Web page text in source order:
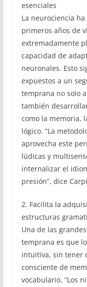
esenciales
La neurociencia
primeros años de
extremadamente
capacidad de
neuronales. Esto
expuestos a un
temprana no solo
también
como la memoria,
lógico. “La
aprovecha este
lúdicas y
internalizar el
presión”, dice
2. Facilita la
estructuras
Una de las
temprana es que
intuitiva, sin tener
consciente de
vocabulario. “Los